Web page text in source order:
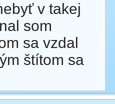
v takej
som
sa vzdal
štítom sa